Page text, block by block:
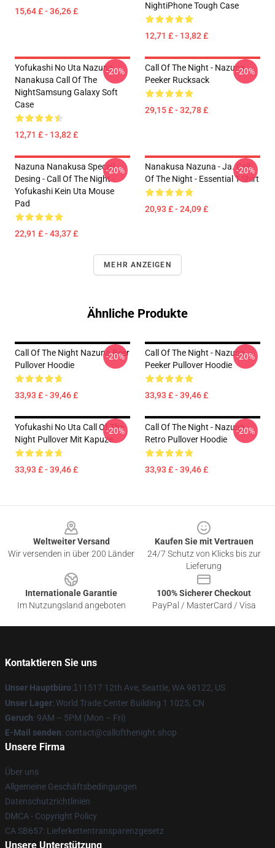
15,64 £ - 36,26 £
NightiPhone Tough Case
12,71 £ - 13,82 £
Yofukashi No Uta Nazuna
Nanakusa Call Of The
NightSamsung Galaxy Soft
Case
12,71 £ - 13,82 £
-20%
Call Of The Night - Nazuna
Peeker Rucksack
29,15 £ - 32,78 £
-20%
Nazuna Nanakusa Special
Desing - Call Of The Night -
Yofukashi Kein Uta Mouse
Pad
22,91 £ - 43,37 £
-20%
Nanakusa Nazuna - Ja. Call
Of The Night - Essential T-Shirt
20,93 £ - 24,09 £
-20%
MEHR ANZEIGEN
Ähnliche Produkte
Call Of The Night Nazuna Beer
Pullover Hoodie
33,93 £ - 39,46 £
-20%
Call Of The Night - Nazuna
Peeker Pullover Hoodie
33,93 £ - 39,46 £
-20%
Yofukashi No Uta Call Of The
Night Pullover Mit Kapuze
33,93 £ - 39,46 £
-20%
Call Of The Night - Nazuna
Retro Pullover Hoodie
33,93 £ - 39,46 £
-20%
Weltweiter Versand
Wir versenden in über 200 Länder
Kaufen Sie mit Vertrauen
24/7 Schutz von Klicks bis zur
Lieferung
Internationale Garantie
Im Nutzungsland angeboten
100% Sicherer Checkout
PayPal / MasterCard / Visa
Kontaktieren Sie uns
Unser Hauptbüro:1 11517 12th Ave, Seattle, WA 98122, US
Unser Lager: World Trade Center Building 1 1025, CN
Geruch: 9AM – 5PM (Mon – Fri)
E-Mail senden: contact@callofthenight.shop
Unsere Firma
Über uns
Allgemeine Geschäftsbedingungen
Datenschutzrichtlinien
DMCA - Copyright Policy
CA SB657: Lieferkettentransparenzgesetz
Unsere Unterstützung